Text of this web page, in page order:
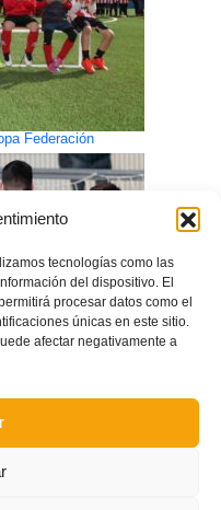
tecnologías como las
del dispositivo. El
procesar datos como el
únicas en este sitio.
afectar negativamente a
Federación
de España sub17